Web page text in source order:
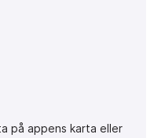
på appens karta eller